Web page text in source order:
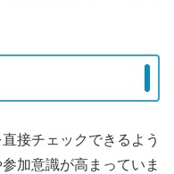
接チェックできるよう
加意識が高まっていま